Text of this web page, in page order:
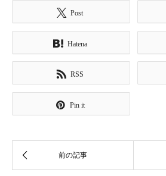
Post
Hatena
RSS
Pin it